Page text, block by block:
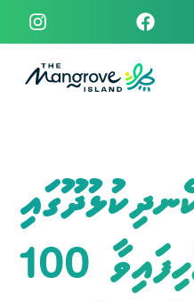
އެޅުމަށް ހަމަޖެހިފައިވާ 100